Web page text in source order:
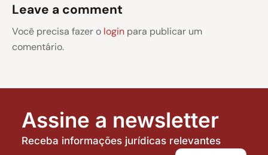
Leave a comment
Você precisa fazer o login para publicar um
comentário.
Assine a newsletter
Receba informações jurídicas relevantes